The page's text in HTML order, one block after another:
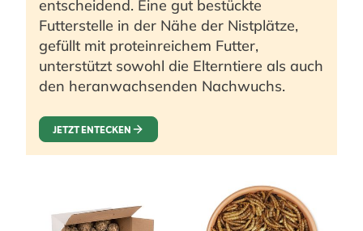
entscheidend. Eine gut bestückte
Futterstelle in der Nähe der Nistplätze,
gefüllt mit proteinreichem Futter,
unterstützt sowohl die Elterntiere als auch
den heranwachsenden Nachwuchs.
JETZT ENTECKEN